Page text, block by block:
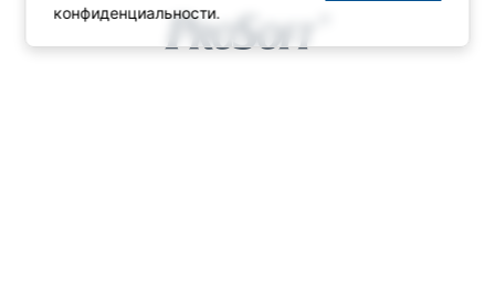
конфиденциальности.